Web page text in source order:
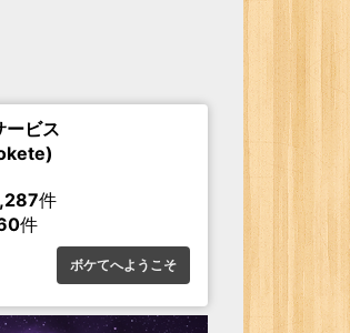
ービス
件
件
ボケてへようこそ